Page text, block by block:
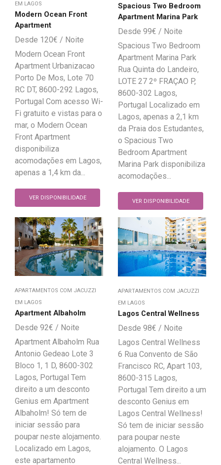
EM LAGOS
Modern Ocean Front
Apartment
120€
Modern Ocean Front
Apartment Urbanizacao
Porto De Mos, Lote 70
RC DT, 8600-292 Lagos,
Portugal Com acesso Wi-
Fi gratuito e vistas para o
mar, o Modern Ocean
Front Apartment
disponibiliza
acomodações em Lagos,
apenas a 1,4 km da...
VER DISPONIBILIDADE
Spacious Two Bedroom
Apartment Marina Park
99€
Spacious Two Bedroom
Apartment Marina Park
Rua Quinta do Landeiro,
LOTE 27 2º FRAÇAO P,
8600-302 Lagos,
Portugal Localizado em
Lagos, apenas a 2,1 km
da Praia dos Estudantes,
o Spacious Two
Bedroom Apartment
Marina Park disponibiliza
acomodações...
VER DISPONIBILIDADE
APARTAMENTOS COM JACUZZI
EM LAGOS
Apartment Albaholm
92€
Apartment Albaholm Rua
Antonio Gedeao Lote 3
Bloco 1, 1 D, 8600-302
Lagos, Portugal Tem
direito a um desconto
Genius em Apartment
Albaholm! Só tem de
iniciar sessão para
poupar neste alojamento.
Localizado em Lagos,
este apartamento
APARTAMENTOS COM JACUZZI
EM LAGOS
Lagos Central Wellness
98€
Lagos Central Wellness
6 Rua Convento de São
Francisco RC, Apart 103,
8600-315 Lagos,
Portugal Tem direito a um
desconto Genius em
Lagos Central Wellness!
Só tem de iniciar sessão
para poupar neste
alojamento. O Lagos
Central Wellness...